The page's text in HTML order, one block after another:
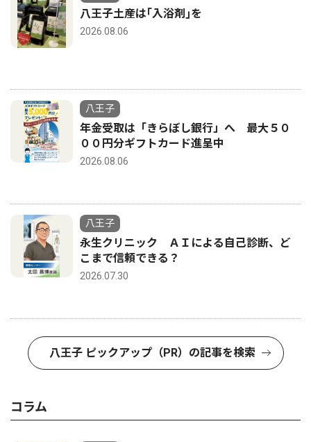
八王子土産は｢入浴剤｣を
2026.08.06
八王子
年金受取は「きらぼし銀行」へ 最大５０
００円分ギフトカード進呈中
2026.08.06
八王子
永生クリニック ＡＩによる自己診断、ど
こまで信頼できる？
2026.07.30
八王子 ピックアップ（PR）の記事を検索
コラム